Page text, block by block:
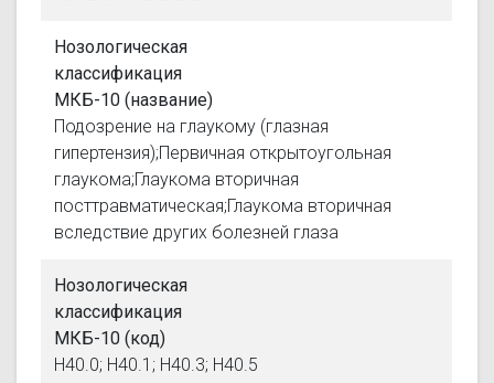
Нозологическая
классификация
МКБ-10 (название)
Подозрение на глаукому (глазная
гипертензия);Первичная открытоугольная
глаукома;Глаукома вторичная
посттравматическая;Глаукома вторичная
вследствие других болезней глаза
Нозологическая
классификация
МКБ-10 (код)
H40.0; H40.1; H40.3; H40.5